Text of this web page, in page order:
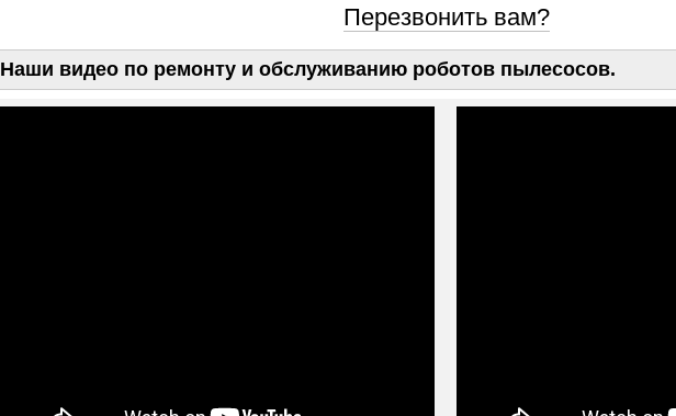
Перезвонить вам?
Наши видео по ремонту и обслуживанию роботов пылесосов.